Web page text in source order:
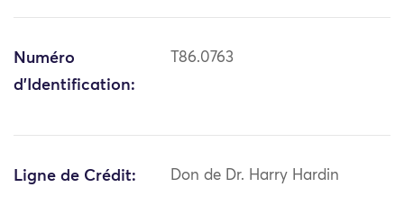
Numéro
d'Identification:
T86.0763
Ligne de Crédit: Don de Dr. Harry Hardin